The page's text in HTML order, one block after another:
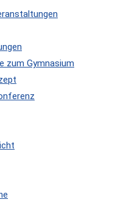
zum Gymnasium